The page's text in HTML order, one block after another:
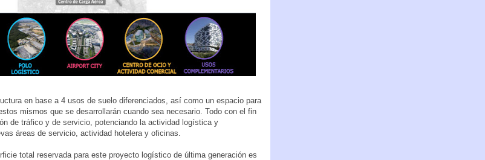
en base a 4 usos de suelo diferenciados, así como un espacio para
mismos que se desarrollarán cuando sea necesario. Todo con el fin
de tráfico y de servicio, potenciando la actividad logística y
áreas de servicio, actividad hotelera y oficinas.
total reservada para este proyecto logístico de última generación es